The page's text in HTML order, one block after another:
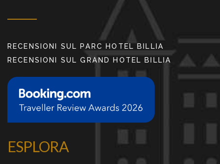
RECENSIONI SUL PARC HOTEL BILLIA
RECENSIONI SUL GRAND HOTEL BILLIA
ESPLORA